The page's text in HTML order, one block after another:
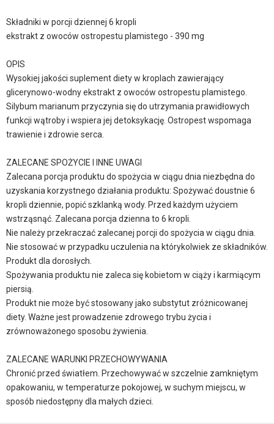
Składniki w porcji dziennej 6 kropli
ekstrakt z owoców ostropestu plamistego - 390 mg
OPIS
Wysokiej jakości suplement diety w kroplach zawierający
glicerynowo-wodny ekstrakt z owoców ostropestu plamistego.
Silybum marianum przyczynia się do utrzymania prawidłowych
funkcji wątroby i wspiera jej detoksykację. Ostropest wspomaga
trawienie i zdrowie serca.
ZALECANE SPOŻYCIE I INNE UWAGI
Zalecana porcja produktu do spożycia w ciągu dnia niezbędna do
uzyskania korzystnego działania produktu: Spożywać doustnie 6
kropli dziennie, popić szklanką wody. Przed każdym użyciem
wstrząsnąć. Zalecana porcja dzienna to 6 kropli.
Nie należy przekraczać zalecanej porcji do spożycia w ciągu dnia.
Nie stosować w przypadku uczulenia na którykolwiek ze składników.
Produkt dla dorosłych.
Spożywania produktu nie zaleca się kobietom w ciąży i karmiącym
piersią.
Produkt nie może być stosowany jako substytut zróżnicowanej
diety. Ważne jest prowadzenie zdrowego trybu życia i
zrównoważonego sposobu żywienia.
ZALECANE WARUNKI PRZECHOWYWANIA
Chronić przed światłem. Przechowywać w szczelnie zamkniętym
opakowaniu, w temperaturze pokojowej, w suchym miejscu, w
sposób niedostępny dla małych dzieci.